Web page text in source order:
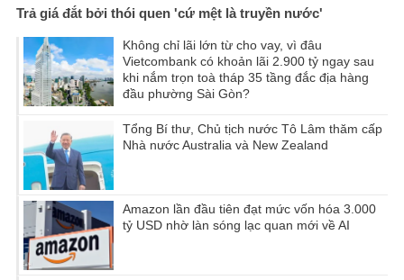
Trả giá đắt bởi thói quen 'cứ mệt là truyền nước'
Không chỉ lãi lớn từ cho vay, vì đâu
Vietcombank có khoản lãi 2.900 tỷ ngay sau
khi nắm trọn toà tháp 35 tầng đắc địa hàng
đầu phường Sài Gòn?
Tổng Bí thư, Chủ tịch nước Tô Lâm thăm cấp
Nhà nước Australia và New Zealand
Amazon lần đầu tiên đạt mức vốn hóa 3.000
tỷ USD nhờ làn sóng lạc quan mới về AI